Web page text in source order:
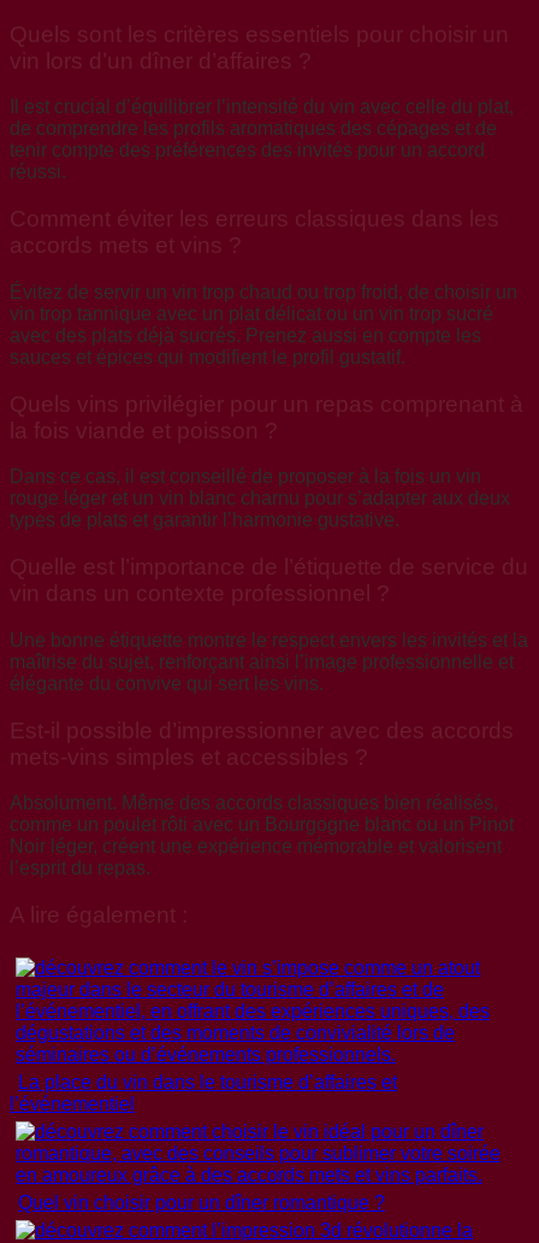
Quels sont les critères essentiels pour choisir un
vin lors d’un dîner d’affaires ?
Il est crucial d’équilibrer l’intensité du vin avec celle du plat,
de comprendre les profils aromatiques des cépages et de
tenir compte des préférences des invités pour un accord
réussi.
Comment éviter les erreurs classiques dans les
accords mets et vins ?
Évitez de servir un vin trop chaud ou trop froid, de choisir un
vin trop tannique avec un plat délicat ou un vin trop sucré
avec des plats déjà sucrés. Prenez aussi en compte les
sauces et épices qui modifient le profil gustatif.
Quels vins privilégier pour un repas comprenant à
la fois viande et poisson ?
Dans ce cas, il est conseillé de proposer à la fois un vin
rouge léger et un vin blanc charnu pour s’adapter aux deux
types de plats et garantir l’harmonie gustative.
Quelle est l’importance de l’étiquette de service du
vin dans un contexte professionnel ?
Une bonne étiquette montre le respect envers les invités et la
maîtrise du sujet, renforçant ainsi l’image professionnelle et
élégante du convive qui sert les vins.
Est-il possible d’impressionner avec des accords
mets-vins simples et accessibles ?
Absolument. Même des accords classiques bien réalisés,
comme un poulet rôti avec un Bourgogne blanc ou un Pinot
Noir léger, créent une expérience mémorable et valorisent
l’esprit du repas.
A lire également :
La place du vin dans le tourisme d’affaires et
l’événementiel
Quel vin choisir pour un dîner romantique ?